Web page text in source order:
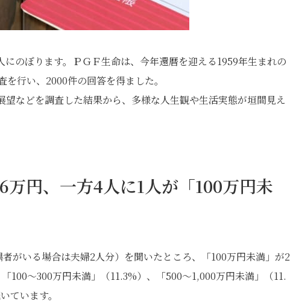
のぼります。ＰＧＦ生命は、今年還暦を迎える1959年生まれの
行い、2000件の回答を得ました。
などを調査した結果から、多様な人生観や生活実態が垣間見え
円、一方4人に1人が「100万円未
がいる場合は夫婦2人分）を聞いたところ、「100万円未満」が2
100～300万円未満」（11.3%）、「500～1,000万円未満」（11.
ています。